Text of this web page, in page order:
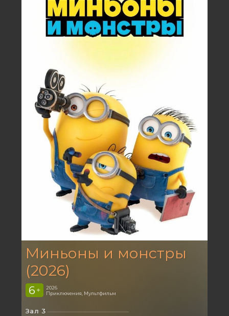
Миньоны и монстры
(2026)
6 +
2026
Приключения, Мультфильм
Зал 3